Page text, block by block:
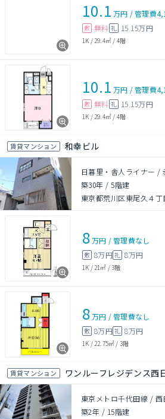
10.1 万円 /管理費
敷 無料 礼 15.15万円
1K / 29.4㎡ / 4階
10.1 万円 /管理費
敷 無料 礼 15.15万円
1K / 29.4㎡ / 4階
賃貸マンション 和幸ビル
日暮里・舎人ライナー /
築30年 /5階建
東京都荒川区東尾久４丁
8万円 /管理費なし
敷 8万円礼 8万円
1K / 21㎡ /3階
8万円 /管理費なし
敷 8万円礼 8万円
1K / 22.75㎡ / 3階
賃貸マンション ワンルーフレジデンス西
東京メトロ千代田線 /
築2年 / 15階建